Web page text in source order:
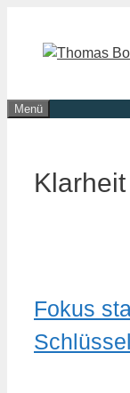
springen
Menü
Klarheit
Fokus